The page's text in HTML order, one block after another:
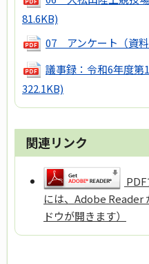
81.6KB)
07 アンケート（資料
議事録：令和6年度第
322.1KB)
関連リンク
には、Adobe Reader
ドウが開きます）